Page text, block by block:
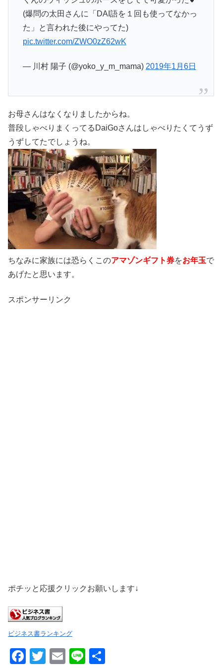
(爆問の太田さんに「DAI語を１回も使ってなかっ
た」と言われた後にやってた)
pic.twitter.com/ZWO0zZ62wK
— 川村 陽子 (@yoko_y_m_mama) 2019年1月6日
お母さんはなくなりましたからね。
普段しゃべりまくってるDaiGoさんはしゃべりたくてうず
うずしてたでしょうね。
ちなみに家族には恐らくこのアマゾンギフト券をお年玉で
あげたと思います。
スポンサーリンク
ポチッと応援クリックお願いします↓
ビジネス書ランキング
F
T
E
Li